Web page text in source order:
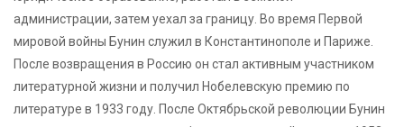
администрации, затем уехал за границу. Во время Первой
мировой войны Бунин служил в Константинополе и Париже.
После возвращения в Россию он стал активным участником
литературной жизни и получил Нобелевскую премию по
литературе в 1933 году. После Октябрьской революции Бунин